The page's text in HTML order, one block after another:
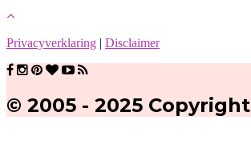
Privacyverklaring | Disclaimer
© 2005 - 2025 Copyright